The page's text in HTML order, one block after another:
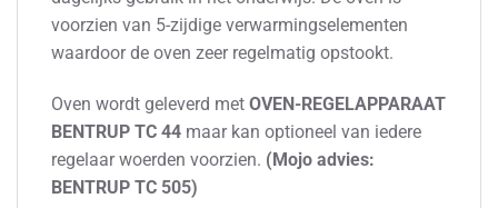
voorzien van 5-zijdige verwarmingselementen
waardoor de oven zeer regelmatig opstookt.
Oven wordt geleverd met OVEN-REGELAPPARAAT
BENTRUP TC 44 maar kan optioneel van iedere
regelaar woerden voorzien. (Mojo advies:
BENTRUP TC 505)